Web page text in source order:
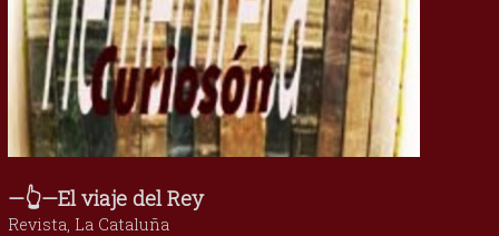
—👆—El viaje del Rey
Revista, La Cataluña